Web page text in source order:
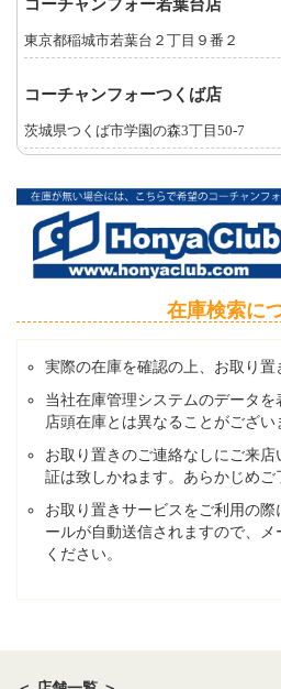
東京都稲城市若葉台２丁目９番２
コーチャンフォーつくば店
茨城県つくば市学園の森3丁目50-7
在庫検索に
実際の在庫を確認の上、お取り置
当社在庫管理システムのデータ
店頭在庫とは異なることがござい
お取り置きのご連絡なしにご来
証は致しかねます。あらかじめご
お取り置きサービスをご利用の
ールが自動送信されますので、
ください。